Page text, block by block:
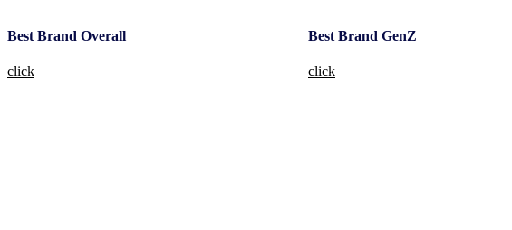
Best Brand Overall
click
Best Brand GenZ
click